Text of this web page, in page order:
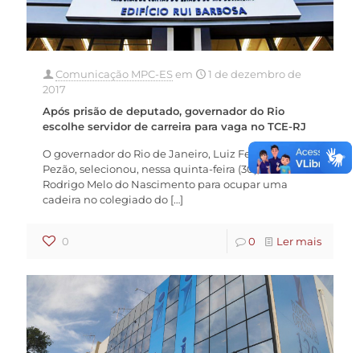
Comunicação MPC-ESem
1 de dezembro de
2017
Após prisão de deputado, governador do Rio
escolhe servidor de carreira para vaga no TCE-RJ
O governador do Rio de Janeiro, Luiz Fernando
Pezão, selecionou, nessa quinta-feira (30), o auditor
Rodrigo Melo do Nascimento para ocupar uma
cadeira no colegiado do […]
0 0 Ler mais